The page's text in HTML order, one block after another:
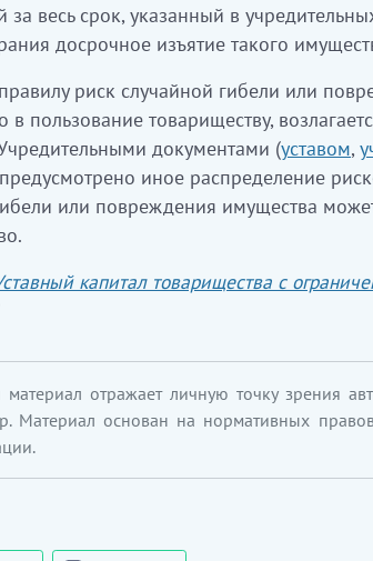
за весь срок, указанный в
досрочное изъятие такого
риск случайной гибели или
в пользование товариществу,
документами (уставом,
иное распределение
или повреждения имущества
капитал товарищества с
отражает личную точку зрения
Материал основан на нормативных